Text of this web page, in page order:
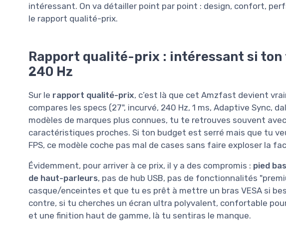
intéressant. On va détailler point par point : design, confort,
le rapport qualité-prix.
Rapport qualité-prix : intéressant si ton
240 Hz
Sur le rapport qualité-prix, c’est là que cet Amzfast devient
compares les specs (27", incurvé, 240 Hz, 1 ms, Adaptive Sync,
modèles de marques plus connues, tu te retrouves souvent
caractéristiques proches. Si ton budget est serré mais que tu
FPS, ce modèle coche pas mal de cases sans faire exploser la
Évidemment, pour arriver à ce prix, il y a des compromis : pied
de haut-parleurs, pas de hub USB, pas de fonctionnalités
casque/enceintes et que tu es prêt à mettre un bras VESA si
contre, si tu cherches un écran ultra polyvalent, confortable
et une finition haut de gamme, là tu sentiras le manque.